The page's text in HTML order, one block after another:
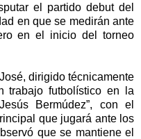
el partido debut del
en que se medirán ante
en el inicio del torneo
dirigido técnicamente
trabajo futbolístico en la
Bermúdez”, con el
que jugará ante los
que se mantiene el